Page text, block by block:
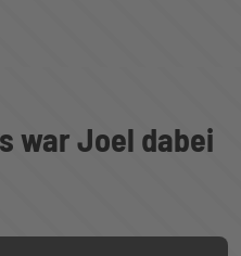
war Joel dabei